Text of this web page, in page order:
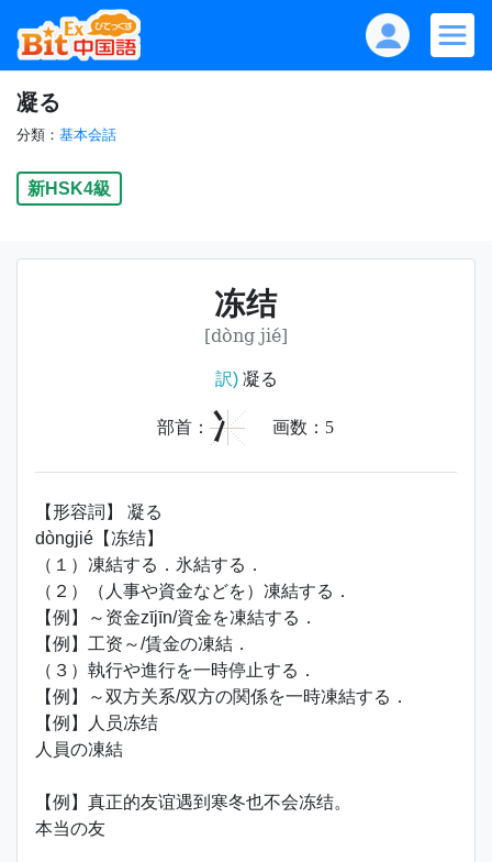
凝る
分類： 基本会話
新HSK4級
冻结
[dòng jié]
訳)凝る
部首： 冫 画数： 5
【形容詞】 凝る
dòngjié【冻结】
（１）凍結する．氷結する．
（２）（人事や資金などを）凍結する．
【例】～资金zījīn/資金を凍結する．
【例】工资～/賃金の凍結．
（３）執行や進行を一時停止する．
【例】～双方关系/双方の関係を一時凍結する．
【例】人员冻结
人員の凍結
【例】真正的友谊遇到寒冬也不会冻结。
本当の友